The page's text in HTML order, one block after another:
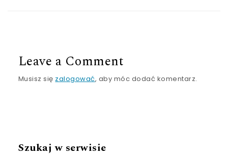
Leave a Comment
Musisz się zalogować, aby móc dodać komentarz.
Szukaj w serwisie